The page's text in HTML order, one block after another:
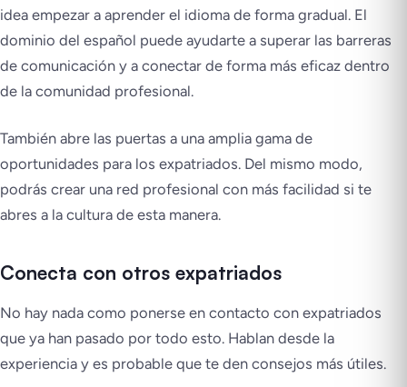
idea empezar a aprender el idioma de forma gradual. El
dominio del español puede ayudarte a superar las barreras
de comunicación y a conectar de forma más eficaz dentro
de la comunidad profesional.
También abre las puertas a una amplia gama de
oportunidades para los expatriados. Del mismo modo,
podrás crear una red profesional con más facilidad si te
abres a la cultura de esta manera.
Conecta con otros expatriados
No hay nada como ponerse en contacto con expatriados
que ya han pasado por todo esto. Hablan desde la
experiencia y es probable que te den consejos más útiles.